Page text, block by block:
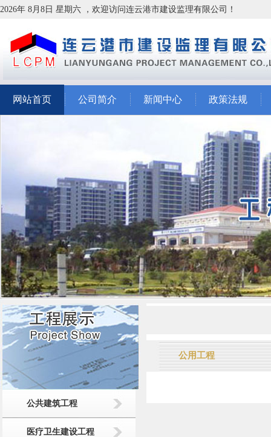
2026年 8月8日 星期六 ，欢迎访问连云港市建设监理有限公司！
网站首页 公司简介 新闻中心 政策法规
公共建筑工程
医疗卫生建设工程
公用工程